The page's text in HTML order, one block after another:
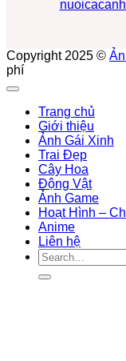
Copyright 2025 ©
phí
Trang chủ
Giới thiệu
Ảnh Gái Xinh
Trai Đẹp
Cây Hoa
Động Vật
Ảnh Game
Hoạt Hình –
Anime
Liên hệ